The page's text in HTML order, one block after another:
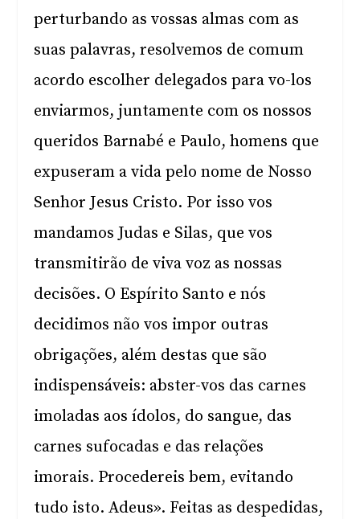
perturbando as vossas almas com as
suas palavras, resolvemos de comum
acordo escolher delegados para vo-los
enviarmos, juntamente com os nossos
queridos Barnabé e Paulo, homens que
expuseram a vida pelo nome de Nosso
Senhor Jesus Cristo. Por isso vos
mandamos Judas e Silas, que vos
transmitirão de viva voz as nossas
decisões. O Espírito Santo e nós
decidimos não vos impor outras
obrigações, além destas que são
indispensáveis: abster-vos das carnes
imoladas aos ídolos, do sangue, das
carnes sufocadas e das relações
imorais. Procedereis bem, evitando
tudo isto. Adeus». Feitas as despedidas,